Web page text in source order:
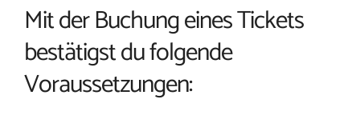
Mit der Buchung eines Tickets
bestätigst du folgende
Voraussetzungen: